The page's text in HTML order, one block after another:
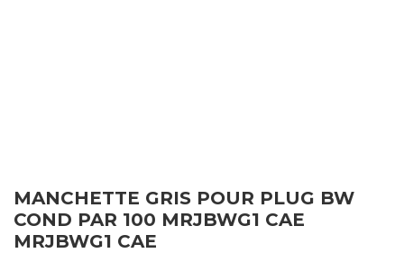
MANCHETTE GRIS POUR PLUG BW
COND PAR 100 MRJBWG1 CAE
MRJBWG1 CAE